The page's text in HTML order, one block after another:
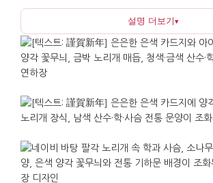
정돈된 멋을 표현합니다. 전체적으로 연
있는 자리에 어울나는 차분한 디자인입니
노리개는 한복의 고름이나 치마허리에
장신구로, 복과 장수, 평안 같은 좋은 뜻을
인사에 길상의 의미를 자연스럽게 담아
상품의 가장 큰 특징입니다. 받는 사람은
메시지를 읽은 후 노리개 장식을 따로 보
책갈피나 작은 장식으로 오래 간직할 수
설명 더보기▾